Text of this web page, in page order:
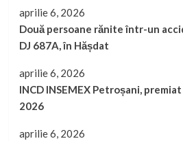
aprilie 6, 2026
Două persoane rănite într-un
DJ 687A, în Hășdat
aprilie 6, 2026
INCD INSEMEX Petroșani,
2026
aprilie 6, 2026